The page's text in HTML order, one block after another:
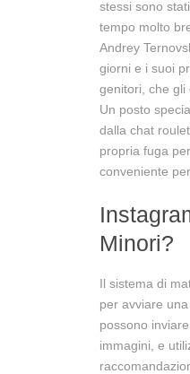
stessi sono
tempo molto
Andrey
giorni e i suoi
genitori, che gli
Un posto
dalla chat
propria fuga
conveniente
Minori?
Il sistema di
per avviare
possono
immagini, e